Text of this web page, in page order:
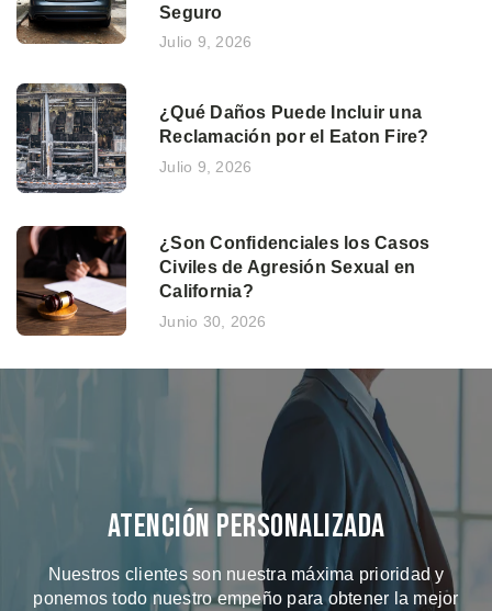
Seguro
Julio 9, 2026
¿Qué Daños Puede Incluir una
Reclamación por el Eaton Fire?
Julio 9, 2026
¿Son Confidenciales los Casos
Civiles de Agresión Sexual en
California?
Junio 30, 2026
Atención Personalizada
Nuestros clientes son nuestra máxima prioridad y
ponemos todo nuestro empeño para obtener la mejor